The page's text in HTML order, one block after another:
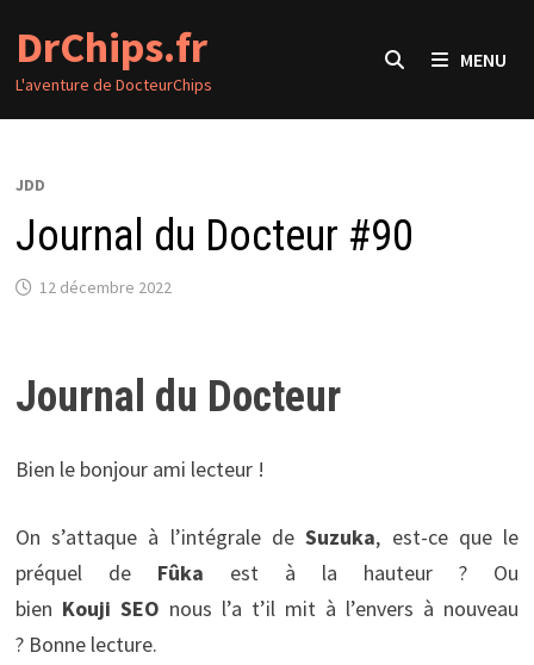
contenu
DrChips.fr
L'aventure de DocteurChips
MENU
JDD
Journal du Docteur #90
12 décembre 2022
Journal du Docteur
Bien le bonjour ami lecteur !
On s’attaque à l’intégrale deSuzuka, est-ce que le
préquel de Fûka est à la hauteur ? Ou
bien Kouji SEO nous l’a t’il mit à l’envers à nouveau
? Bonne lecture.